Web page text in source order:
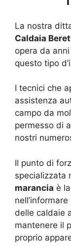
La nostra
Caldaia
opera da
questo tipo
I tecnici che
assistenza
campo da
permesso di
nostri
Il punto di
specializzata
marancia è
delle caldaie
mantenere il
proprio